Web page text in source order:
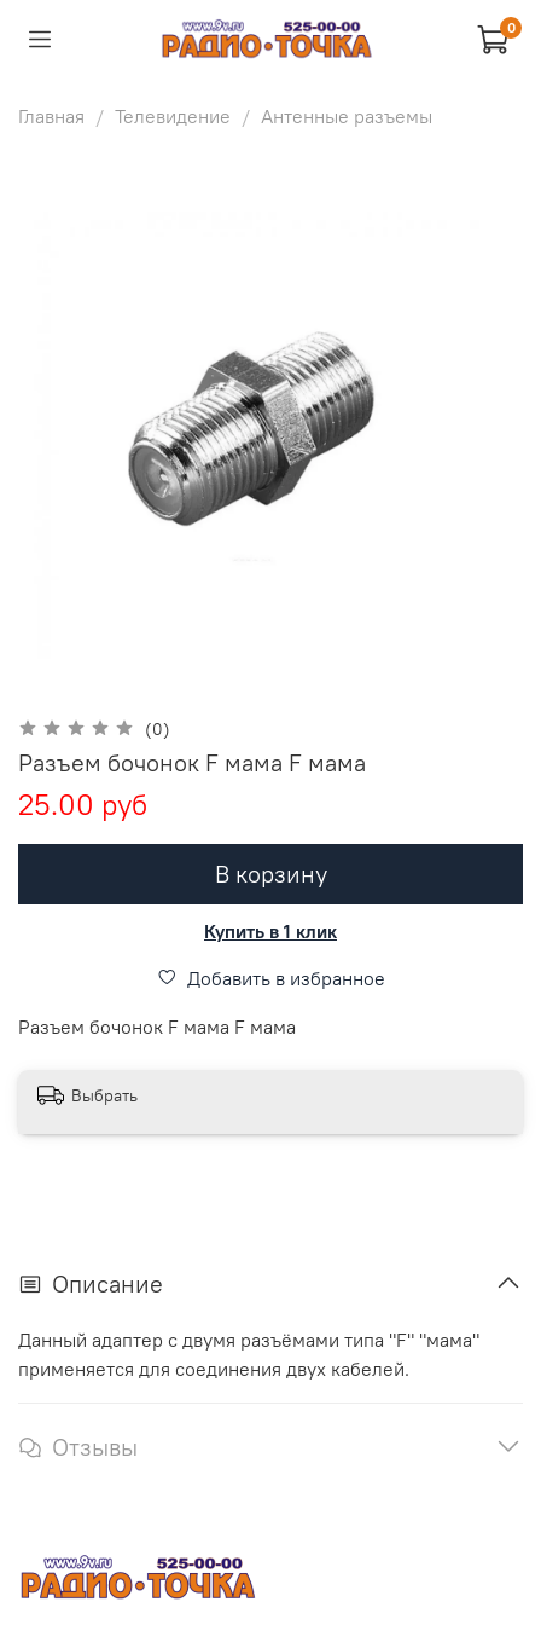
0
Главная Телевидение Антенные разъемы
(0)
Разъем бочонок F мама F мама
25.00 руб
В корзину
Купить в 1 клик
Добавить в избранное
Разъем бочонок F мама F мама
Выбрать
Описание
Данный адаптер с двумя разъёмами типа "F" "мама"
применяется для соединения двух кабелей.
Отзывы